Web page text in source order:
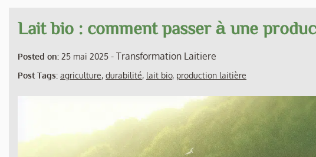
Lait bio : comment passer à une
Posted on: 25 mai 2025 - Transformation Laitiere
Post Tags: agriculture, durabilité, lait bio, production laitière